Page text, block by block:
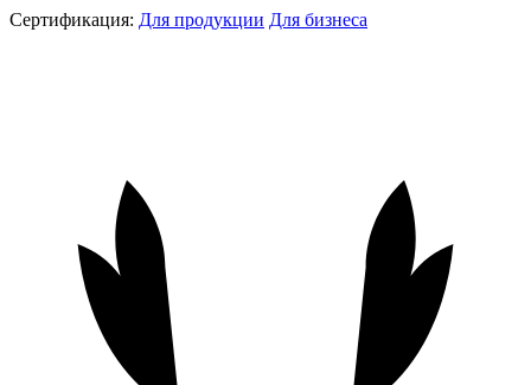
Сертификация: Для продукции Для бизнеса